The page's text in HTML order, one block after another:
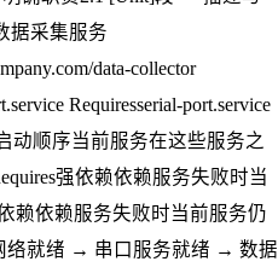
据采集服务
data-collector
Requiresserial-port.service
动顺序当前服务在这些服务之
强依赖依赖服务失败时当
赖依赖服务失败时当前服务仍
络就绪 → 串口服务就绪 → 数据